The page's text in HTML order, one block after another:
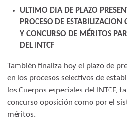
ULTIMO DIA DE PLAZO
PROCESO DE
Y CONCURSO DE MÉRITOS
DEL INTCF
También finaliza hoy el plazo de
en los procesos selectivos de
los Cuerpos especiales del INTCF,
concurso oposición como por el
méritos.